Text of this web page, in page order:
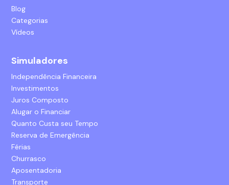
Blog
Categorias
Vídeos
Simuladores
Independência Financeira
Investimentos
Juros Composto
Alugar o Financiar
Quanto Custa seu Tempo
Reserva de Emergência
Férias
Churrasco
Aposentadoria
Transporte